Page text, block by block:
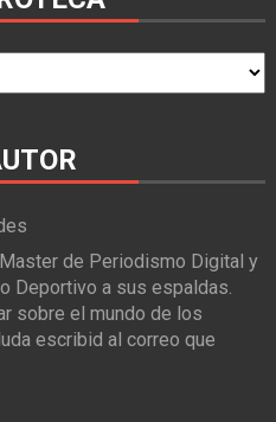
de Periodismo Digital y
Deportivo a sus espaldas.
sobre el mundo de los
escribid al correo que